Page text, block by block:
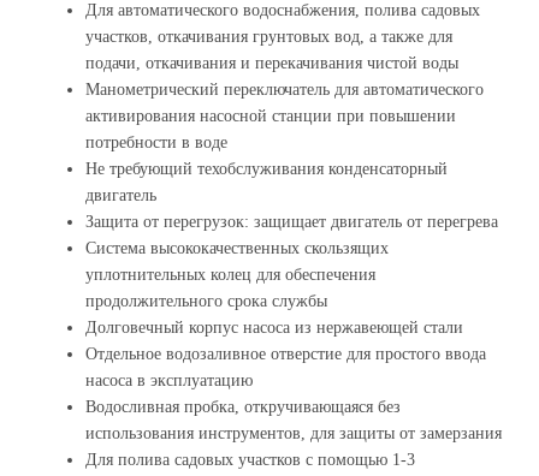
Для автоматического водоснабжения, полива садовых
участков, откачивания грунтовых вод, а также для
подачи, откачивания и перекачивания чистой воды
Манометрический переключатель для автоматического
активирования насосной станции при повышении
потребности в воде
Не требующий техобслуживания конденсаторный
двигатель
Защита от перегрузок: защищает двигатель от перегрева
Система высококачественных скользящих
уплотнительных колец для обеспечения
продолжительного срока службы
Долговечный корпус насоса из нержавеющей стали
Отдельное водозаливное отверстие для простого ввода
насоса в эксплуатацию
Водосливная пробка, откручивающаяся без
использования инструментов, для защиты от замерзания
Для полива садовых участков с помощью 1-3